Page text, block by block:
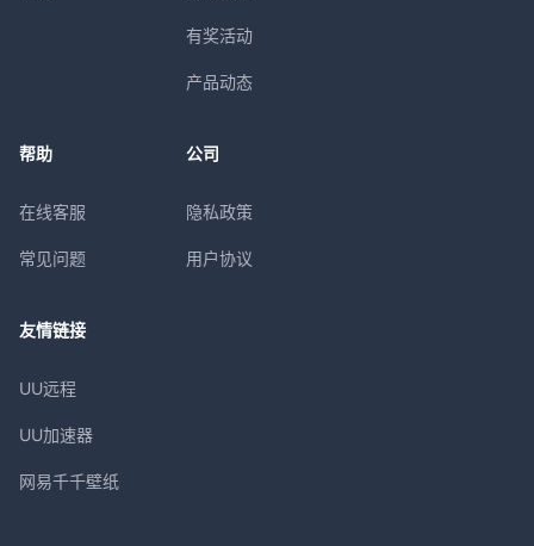
有奖活动
产品动态
帮助
在线客服
常见问题
公司
隐私政策
用户协议
友情链接
UU远程
UU加速器
网易千千壁纸